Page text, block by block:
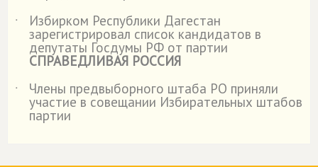
˙
Избирком Республики Дагестан
зарегистрировал список кандидатов в
депутаты Госдумы РФ от партии
СПРАВЕДЛИВАЯ РОССИЯ
˙
Члены предвыборного штаба РО приняли
участие в совещании Избирательных штабов
партии